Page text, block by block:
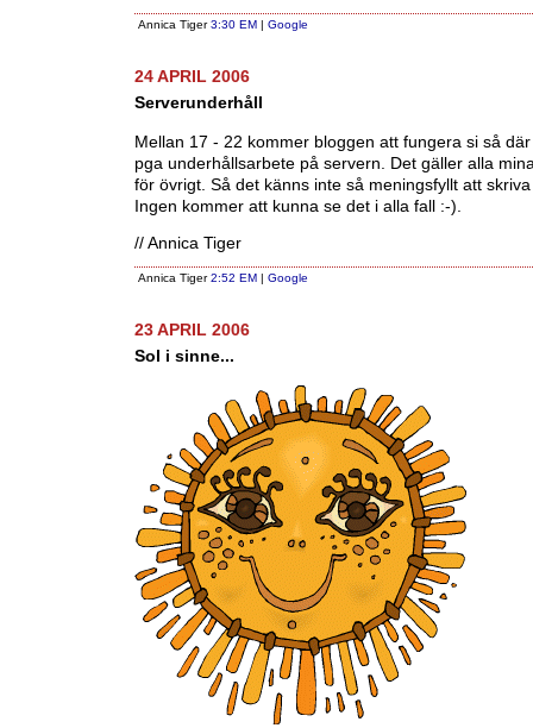
Annica Tiger3:30 EM | Google
24 APRIL 2006
Serverunderhåll
Mellan 17 - 22 kommer bloggen att fungera si så
pga underhållsarbete på servern. Det gäller alla
för övrigt. Så det känns inte så meningsfyllt att
Ingen kommer att kunna se det i alla fall :-).
// Annica Tiger
Annica Tiger2:52 EM | Google
23 APRIL 2006
Sol i sinne...